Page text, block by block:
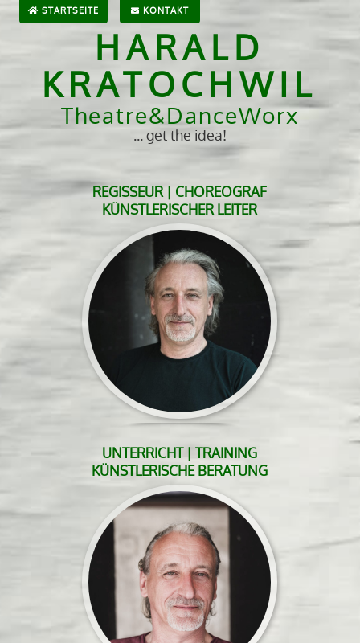
STARTSEITE KONTAKT
HARALD
KRATOCHWIL
Theatre&DanceWorx
... get the idea!
REGISSEUR | CHOREOGRAF
KÜNSTLERISCHER LEITER
UNTERRICHT | TRAINING
KÜNSTLERISCHE BERATUNG